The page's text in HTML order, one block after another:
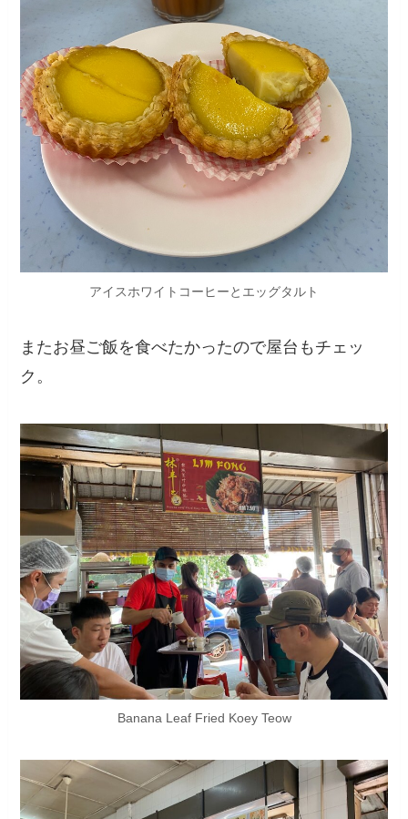
アイスホワイトコーヒーとエッグタルト
またお昼ご飯を食べたかったので屋台もチェッ
ク。
Banana Leaf Fried Koey Teow